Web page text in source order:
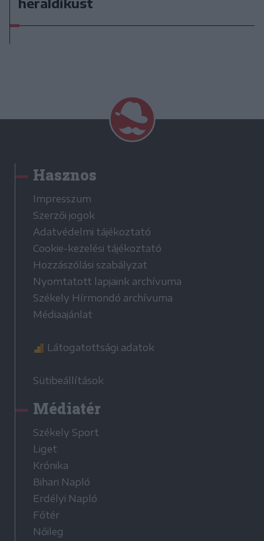
Hasznos
Impresszum
Szerzői jogok
Adatvédelmi tájékoztató
Cookie-kezelési tájékoztató
Hozzászólási szabályzat
Nyomtatott lapjaink archívuma
Székely Hírmondó archívuma
Médiaajánlat
Látogatottsági adatok
Sütibeállítások
Médiatér
Székely Sport
Liget
Krónika
Bihari Napló
Erdélyi Napló
Főtér
Nőileg